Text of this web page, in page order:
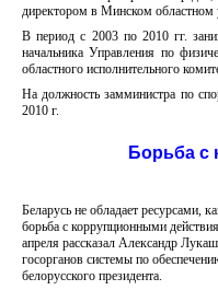
директором в Минском областном
В период с 2003 по 2010 гг.
начальника Управления по
областного исполнительного
На должность замминистра по
2010 г.
Борьба с
Беларусь не обладает ресурсами,
борьба с коррупционными
апреля рассказал Александр
госорганов системы по
белорусского президента.